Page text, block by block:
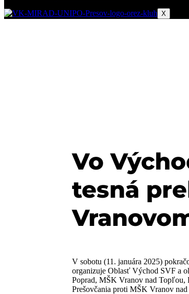
X
Vo
tesná
V sobotu (11. januára 2025)
organizuje Oblasť Východ SVF a
Poprad, MŠK Vranov nad Topľou,
Prešovčania proti MŠK Vranov